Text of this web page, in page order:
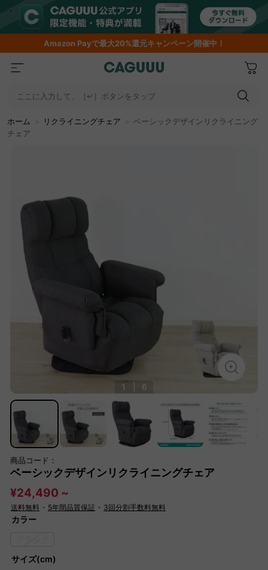
期間限定フラッシュセール！最大50％OFF
ここに入力して、［↵］ボタンをタップ
ホーム リクライニングチェア
ベーシックデザインリクライニング
チェア
1 6
商品コード：
ベーシックデザインリクライニングチェア
¥24,490 ~
送料無料 ・ 5年間品質保証 ・ 3回分割手数料無料
カラー
サイズ(cm)